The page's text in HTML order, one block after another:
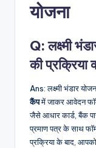
योजना
Q:लक्ष्मी
की प्रक्रिया
Ans: लक्ष्मी भंडार
कैंपमें जाकर आवेदन
जैसे आधार कार्ड, बैंक
प्रमाण पत्र के साथ
प्रक्रिया के बाद,